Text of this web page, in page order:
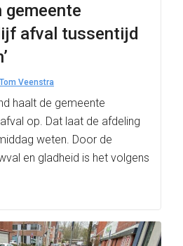
gemeente
afval tussentijd
Tom Veenstra
haalt de gemeente
op. Dat laat de afdeling
weten. Door de
en gladheid is het volgens